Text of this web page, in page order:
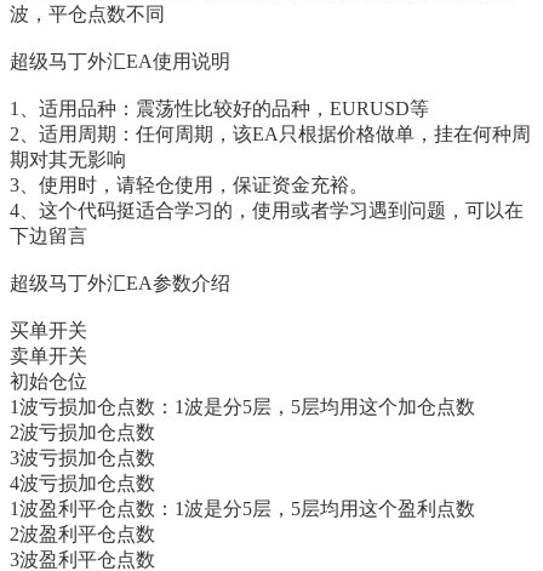
波，平仓点数不同
超级马丁外汇EA使用说明
1、适用品种：震荡性比较好的品种，EURUSD等
2、适用周期：任何周期，该EA只根据价格做单，挂在何种周
期对其无影响
3、使用时，请轻仓使用，保证资金充裕。
4、这个代码挺适合学习的，使用或者学习遇到问题，可以在
下边留言
超级马丁外汇EA参数介绍
买单开关
卖单开关
初始仓位
1波亏损加仓点数：1波是分5层，5层均用这个加仓点数
2波亏损加仓点数
3波亏损加仓点数
4波亏损加仓点数
1波盈利平仓点数：1波是分5层，5层均用这个盈利点数
2波盈利平仓点数
3波盈利平仓点数